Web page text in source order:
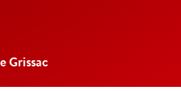
Grissac